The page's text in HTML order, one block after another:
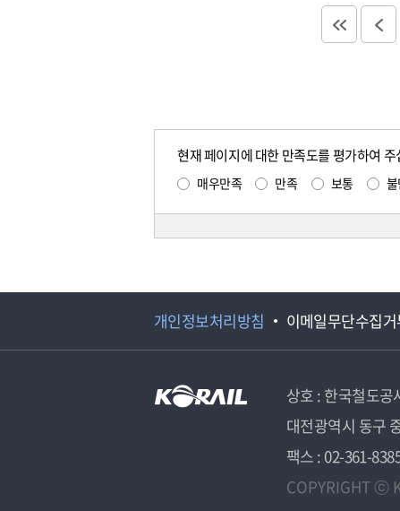
현재 페이지에 대한 만족도를 평가하여 주
매우만족 만족 보통
개인정보처리방침 이메일무단수집
상호 : 한국철도공
대전광역시 동구
팩스 : 02-361-
COPYRIGHT ⓒ